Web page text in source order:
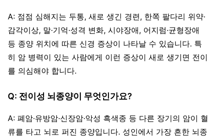
A: 점점 심해지는 두통, 새로 생긴 경련, 한쪽 팔다리 위약·
감각이상, 말·기억·성격 변화, 시야장애, 어지럼·균형장애
등 종양 위치에 따른 신경 증상이 나타날 수 있습니다. 특
히 암 병력이 있는 사람에게 이런 증상이 새로 생기면 전이
를 의심해야 합니다.
Q: 전이성 뇌종양이 무엇인가요?
A: 폐암·유방암·신장암·악성 흑색종 등 다른 장기의 암이 혈
류를 타고 뇌로 퍼진 종양입니다. 성인에서 가장 흔한 뇌종